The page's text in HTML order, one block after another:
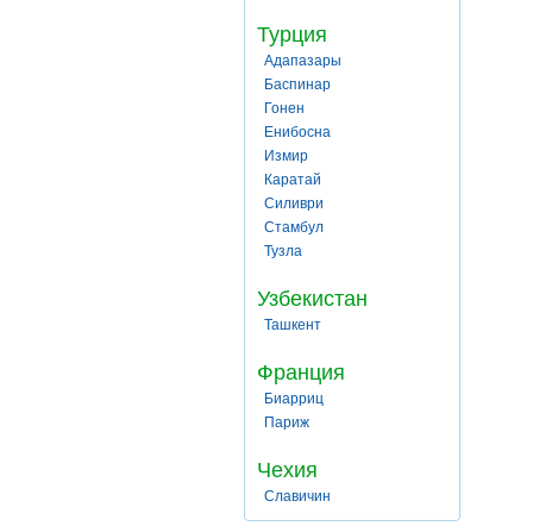
Турция
Адапазары
Баспинар
Гонен
Енибосна
Измир
Каратай
Силиври
Стамбул
Тузла
Узбекистан
Ташкент
Франция
Биарриц
Париж
Чехия
Славичин